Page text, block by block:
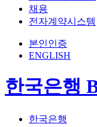
채용
전자계약시스템
본인인증
ENGLISH
한국은행
한국은행